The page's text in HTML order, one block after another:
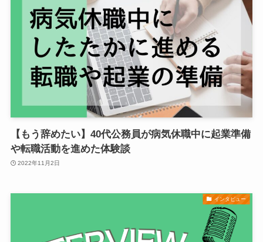
【もう辞めたい】40代公務員が病気休職中に起業準備
や転職活動を進めた体験談
2022年11月2日
インタビュー